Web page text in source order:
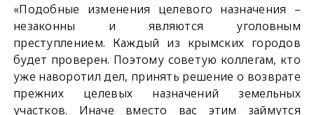
«Подобные изменения целевого назначения –
незаконны и являются уголовным
преступлением. Каждый из крымских городов
будет проверен. Поэтому советую коллегам, кто
уже наворотил дел, принять решение о возврате
прежних целевых назначений земельных
участков. Иначе вместо вас этим займутся